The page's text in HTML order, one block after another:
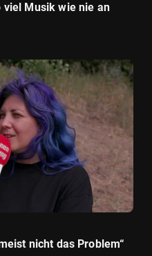
viel Musik wie nie an
nicht das Problem“